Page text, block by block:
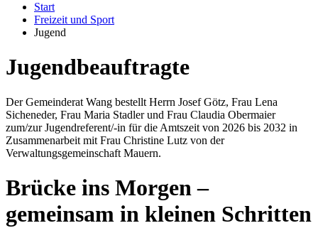
Start
Freizeit und Sport
Jugend
Jugendbeauftragte
Der Gemeinderat Wang bestellt Herrn Josef Götz, Frau Lena
Sicheneder, Frau Maria Stadler und Frau Claudia Obermaier
zum/zur Jugendreferent/-in für die Amtszeit von 2026 bis 2032 in
Zusammenarbeit mit Frau Christine Lutz von der
Verwaltungsgemeinschaft Mauern.
Brücke ins Morgen –
gemeinsam in kleinen Schritten